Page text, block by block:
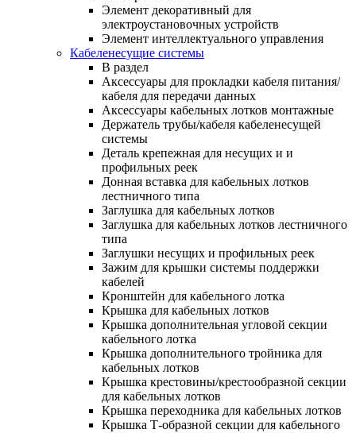
Элемент декоративный для
электроустановочных устройств
Элемент интеллектуального управления
Кабеленесущие системы
В раздел
Аксессуары для прокладки кабеля питания/
кабеля для передачи данных
Аксессуары кабельных лотков монтажные
Держатель трубы/кабеля кабеленесущей
системы
Деталь крепежная для несущих и и
профильных реек
Донная вставка для кабельных лотков
лестничного типа
Заглушка для кабельных лотков
Заглушка для кабельных лотков лестничного
типа
Заглушки несущих и профильных реек
Зажим для крышки системы поддержки
кабелей
Кронштейн для кабельного лотка
Крышка для кабельных лотков
Крышка дополнительная угловой секции
кабельного лотка
Крышка дополнительного тройника для
кабельных лотков
Крышка крестовины/крестообразной секции
для кабельных лотков
Крышка переходника для кабельных лотков
Крышка Т-образной секции для кабельного